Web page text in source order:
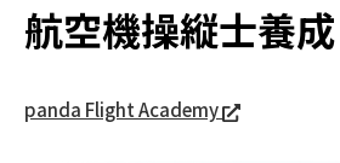
航空機操縦士養成
panda Flight Academy